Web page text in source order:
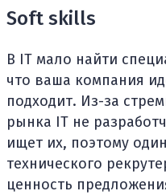
Soft skills
В IT мало найти
что ваша компания
подходит. Из-за
рынка IT не
ищет их, поэтому
технического
ценность